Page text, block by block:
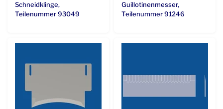
Schneidklinge,
Teilenummer 93049
Guillotinenmesser,
Teilenummer 91246